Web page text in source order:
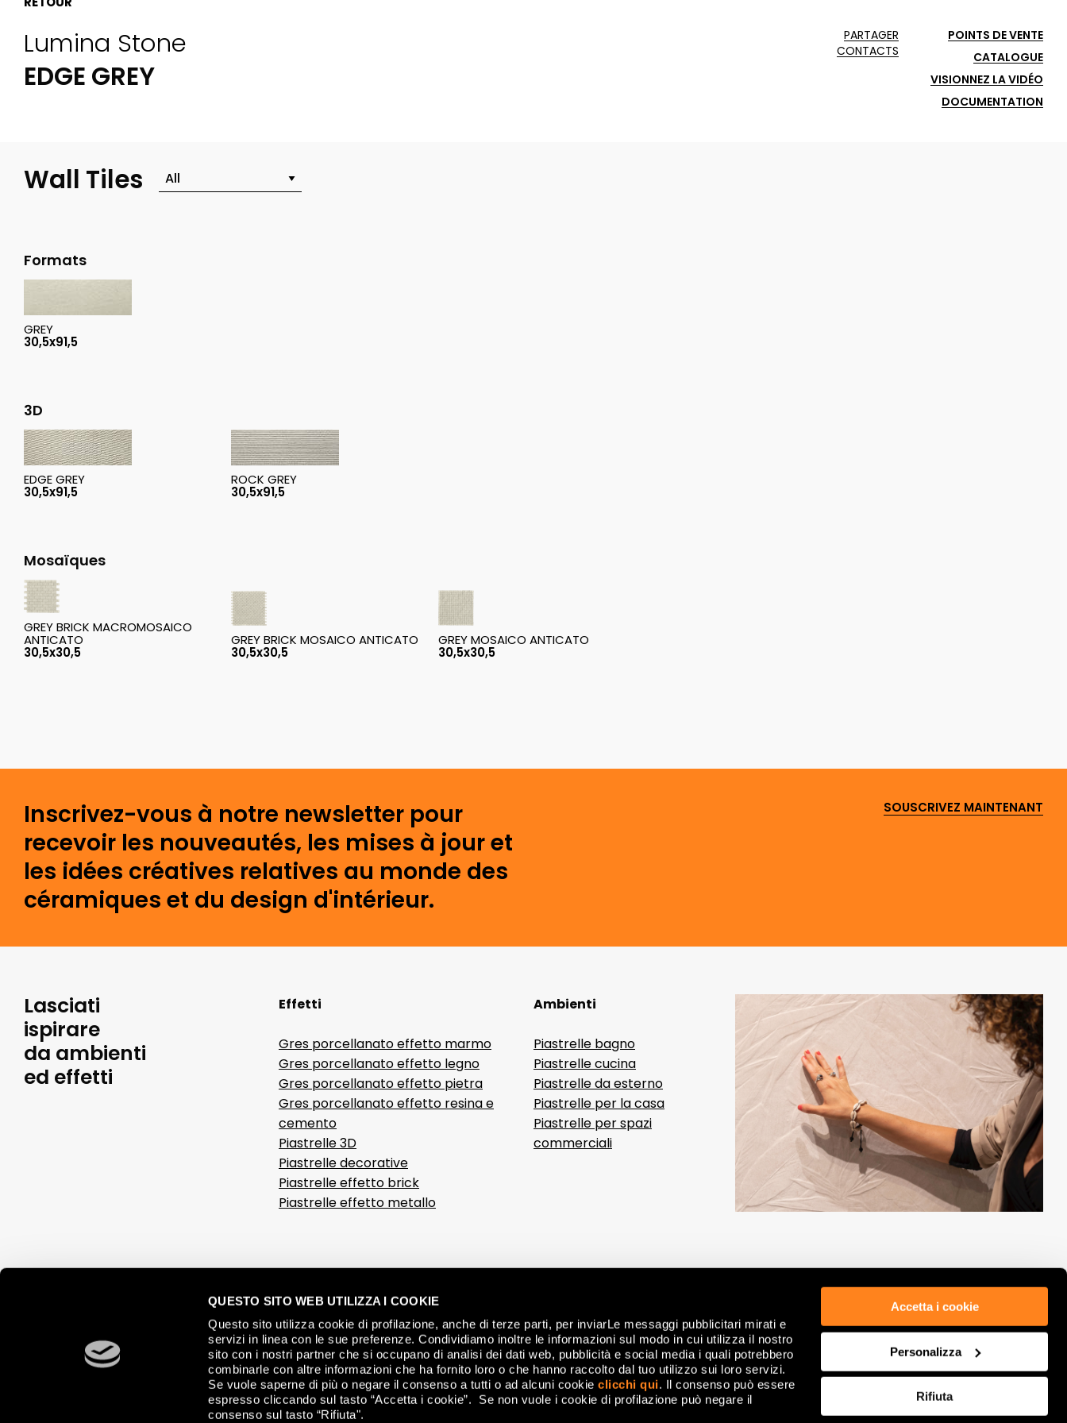
QUESTO SITO WEB UTILIZZA I COOKIE
Questo sito utilizza cookie di profilazione, anche di terze parti, per inviarLe messaggi pubblicitari mirati e
servizi in linea con le sue preferenze. Condividiamo inoltre le informazioni sul modo in cui utilizza il nostro
sito con i nostri partner che si occupano di analisi dei dati web, pubblicità e social media i quali potrebbero
combinarle con altre informazioni che ha fornito loro o che hanno raccolto dal tuo utilizzo sui loro servizi.
Se vuole saperne di più o negare il consenso a tutti o ad alcuni cookieclicchi qui. Il consenso può essere
espresso cliccando sul tasto “Accetta i cookie”. Se non vuole i cookie di profilazione può negare il
consenso sul tasto “Rifiuta".
Accetta i cookie
Personalizza
Rifiuta
Lumina Stone
EDGE GREY
PARTAGER
CONTACTS
POINTS DE VENTE
CATALOGUE
VISIONNEZ LA VIDÉO
DOCUMENTATION
Wall Tiles
Formats
GREY
30,5x91,5
3D
EDGE GREY
30,5x91,5
ROCK GREY
30,5x91,5
Mosaïques
GREY BRICK MACROMOSAICO
ANTICATO
30,5x30,5
GREY BRICK MOSAICO ANTICATO
30,5x30,5
GREY MOSAICO ANTICATO
30,5x30,5
Inscrivez-vous à notre newsletter pour
recevoir les nouveautés, les mises à jour et
les idées créatives relatives au monde des
céramiques et du design d'intérieur.
SOUSCRIVEZ MAINTENANT
Lasciati
ispirare
da ambienti
ed effetti
Effetti
Gres porcellanato effetto marmo
Gres porcellanato effetto legno
Gres porcellanato effetto pietra
Gres porcellanato effetto resina e
cemento
Piastrelle 3D
Piastrelle decorative
Piastrelle effetto brick
Piastrelle effetto metallo
Ambienti
Piastrelle bagno
Piastrelle cucina
Piastrelle da esterno
Piastrelle per la casa
Piastrelle per spazi
commerciali
ÉTHIQUE ET CONFORMITÉ
NOTES LÉGALES
INFORMATIONS SOCIÉTÉ
CONDITIONS GÉNÉRALES DE VENTE
CONTACTS
POLITIQUE DE CONFIDENTIALITÉ